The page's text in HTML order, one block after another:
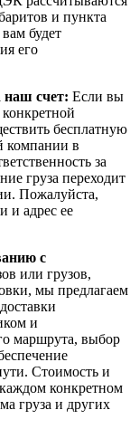
и пункта
будет
его
наш счет: Если вы
конкретной
бесплатную
компании в
за
груза переходит
Пожалуйста,
и адрес ее
с
или грузов,
мы предлагаем
и
маршрута, выбор
Стоимость и
конкретном
груза и других